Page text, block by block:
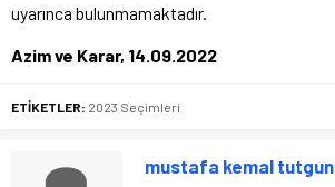
uyarınca bulunmamaktadır.
Azim ve Karar, 14.09.2022
ETİKETLER: 2023 Seçimleri
mustafa kemal tutgun